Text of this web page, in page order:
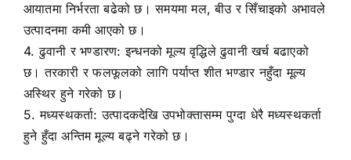
आयातमा निर्भरता बढेको छ। समयमा मल, बीउ र सिँचाइको अभावले
उत्पादनमा कमी आएको छ।
4. ढुवानी र भण्डारण: इन्धनको मूल्य वृद्धिले ढुवानी खर्च बढाएको
छ। तरकारी र फलफूलको लागि पर्याप्त शीत भण्डार नहुँदा मूल्य
अस्थिर हुने गरेको छ।
5. मध्यस्थकर्ता: उत्पादकदेखि उपभोक्तासम्म पुग्दा धेरै मध्यस्थकर्ता
हुने हुँदा अन्तिम मूल्य बढ्ने गरेको छ।